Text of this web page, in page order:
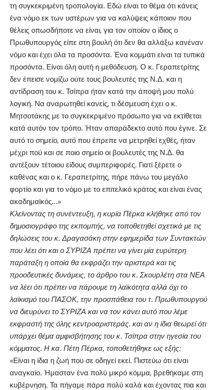
τη συγκεκριμένη τροπολογία. Εδώ είναι το θέμα ότι κάνεις
ένα νόμο εκ των υστέρων για να καλύψεις κάποιον που
θέλεις οπωσδήποτε να είναι, για τον οποίον ο ίδιος ο
Πρωθυπουργός είπε στη βουλή ότι δεν θα αλλάξω κανέναν
νόμο και έχει όλα τα προσόντα. Ένα κομμάτι είναι τα τυπικά
προσόντα. Είναι όλη αυτή η μεθόδευση. Ο κ. Γεραπετρίτης
δεν έπεισε νομίζω ούτε τους βουλευτές της Ν.Δ. και η
αντίδραση του κ. Τσίπρα ήταν κατά την άποψή μου πολύ
λογική. Να αναρωτηθεί κανείς, τι δέσμευση έχει ο κ.
Μητσοτάκης με το συγκεκριμένο πρόσωπο για να εκτίθεται
κατά αυτόν τον τρόπο. Ήταν απαράδεκτο αυτό που έγινε. Σε
αυτό το σημείο, αυτό που έπρεπε να μετρηθεί εχθές, ήταν
μέχρι πού και σε ποιο σημείο οι βουλευτές της Ν.Δ. θα
αντέξουν τέτοιου είδους συμπεριφορές. Γιατί ξέρετε ο
καθένας και ο κ. Γεραπετρίτης, πήρε πάνω του μεγάλο
φορτίο και για το νόμο με το επιτελικό κράτος και είναι ένας
ακαδημαϊκός…»
Κλείνοντας τη συνέντευξη, η κυρία Πέρκα κλήθηκε από τον
δημοσιογράφο της εκπομπής, να τοποθετηθεί σχετικά με τις
δηλώσεις του κ. Δραγασάκη στην εφημερίδα των Συντακτών
που λέει ότι και ο ΣΥΡΙΖΑ πρέπει να γίνει μία ευρύτερη
παράταξη η οποία θα εκφράζει την αριστερά και τις
προοδευτικές δυνάμεις, το άρθρο του κ. Σκουρλέτη στα ΝΕΑ
να λέει ότι πρέπει να πάρουμε τη λαϊκότητα αλλά όχι το
λαϊκισμό του ΠΑΣΟΚ, την προσπάθεια του τ. Πρωθυπουργού
να διευρύνει το ΣΥΡΙΖΑ και να τον κάνει αυτό που λέμε
εκφραστή της όλης κεντροαριστεράς. και αν η ίδια θεωρεί ότι
υπάρχει θέμα αμφισβήτησης του κ. Τσίπρα στην ηγεσία του
κόμματος. Η κα. Πέτη Πέρκα, τοποθετήθηκε ως εξής:
«Είναι η ίδια η ζωή που σε οδηγεί εκεί. Πιστεύω ότι είναι
αναγκαίο. Ήμασταν ένα πολύ μικρό κόμμα, βρεθήκαμε στη
κυβέρνηση. Τα πήγαμε πάρα πολύ καλά και έχοντας πια και